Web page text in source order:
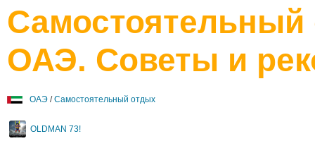
Самостоятельный
ОАЭ. Советы и
ОАЭ /Самостоятельный отдых
OLDMAN 73!